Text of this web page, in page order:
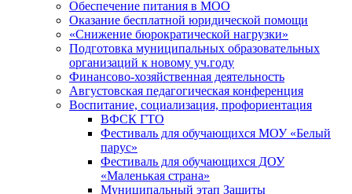
Обеспечение питания в МОО
Оказание бесплатной юридической помощи
«Снижение бюрократической нагрузки»
Подготовка муниципальных образовательных
организаций к новому уч.году
Финансово-хозяйственная деятельность
Августовская педагогическая конференция
Воспитание, социализация, профориентация
ВФСК ГТО
Фестиваль для обучающихся МОУ «Белый
парус»
Фестиваль для обучающихся ДОУ
«Маленькая страна»
Муниципальный этап Защиты